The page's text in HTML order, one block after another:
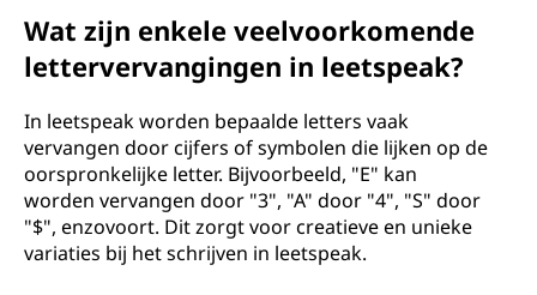
Wat zijn enkele veelvoorkomende
lettervervangingen in leetspeak?
In leetspeak worden bepaalde letters vaak
vervangen door cijfers of symbolen die lijken op de
oorspronkelijke letter. Bijvoorbeeld, "E" kan
worden vervangen door "3", "A" door "4", "S" door
"$", enzovoort. Dit zorgt voor creatieve en unieke
variaties bij het schrijven in leetspeak.